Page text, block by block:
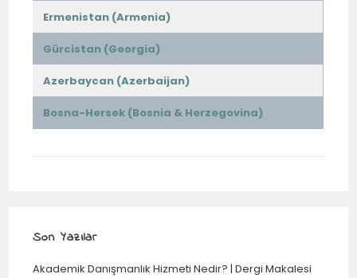
Ermenistan (Armenia)
Gürcistan (Georgia)
Azerbaycan (Azerbaijan)
Bosna-Hersek (Bosnia & Herzegovina)
Son Yazılar
Akademik Danışmanlık Hizmeti Nedir? | Dergi Makalesi